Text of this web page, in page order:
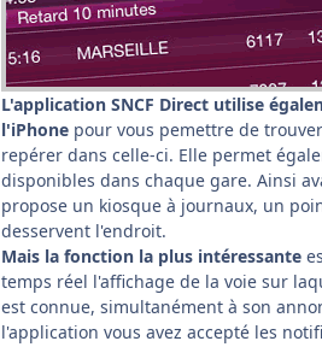
L'application SNCF Direct utilise
l'iPhone pour vous pemettre de
repérer dans celle-ci. Elle permet
disponibles dans chaque gare. Ainsi
propose un kiosque à journaux, un
desservent l'endroit.
Mais la fonction la plus intéressante
temps réel l'affichage de la voie sur
est connue, simultanément à son
l'application vous avez accepté les